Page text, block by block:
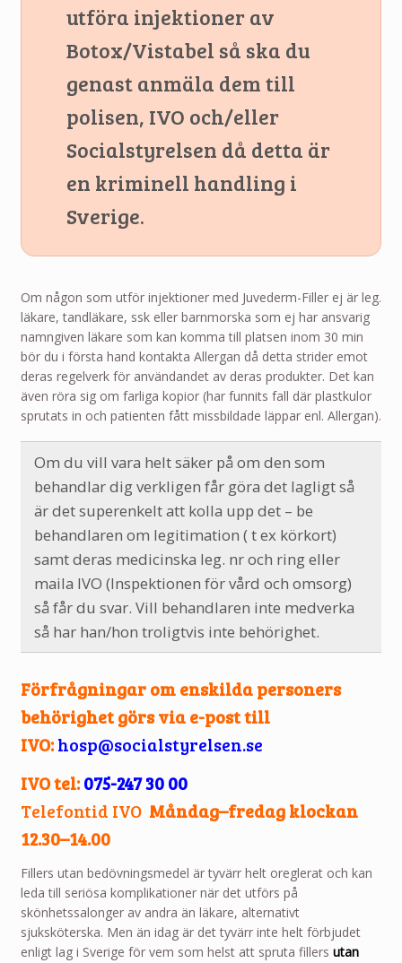
utföra injektioner av
Botox/Vistabel så ska du
genast anmäla dem till
polisen, IVO och/eller
Socialstyrelsen då detta är
en kriminell handling i
Sverige.
Om någon som utför injektioner med Juvederm-Filler ej är leg.
läkare, tandläkare, ssk eller barnmorska som ej har ansvarig
namngiven läkare som kan komma till platsen inom 30 min
bör du i första hand kontakta Allergan då detta strider emot
deras regelverk för användandet av deras produkter. Det kan
även röra sig om farliga kopior (har funnits fall där plastkulor
sprutats in och patienten fått missbildade läppar enl. Allergan).
Om du vill vara helt säker på om den som
behandlar dig verkligen får göra det lagligt så
är det superenkelt att kolla upp det – be
behandlaren om legitimation ( t ex körkort)
samt deras medicinska leg. nr och ring eller
maila IVO (Inspektionen för vård och omsorg)
så får du svar. Vill behandlaren inte medverka
så har han/hon troligtvis inte behörighet.
Förfrågningar om enskilda personers
behörighet görs via e-post till
IVO:hosp@socialstyrelsen.se
IVO tel:075-247 30 00
Telefontid IVO Måndag–fredag klockan
12.30–14.00
Fillers utan bedövningsmedel är tyvärr helt oreglerat och kan
leda till seriösa komplikationer när det utförs på
skönhetssalonger av andra än läkare, alternativt
sjuksköterska. Men än idag är det tyvärr inte helt förbjudet
enligt lag i Sverige för vem som helst att spruta fillers utan